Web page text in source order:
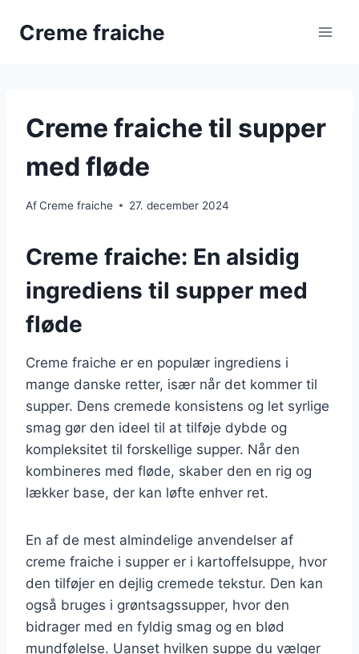
Creme fraiche
Creme fraiche til supper
med fløde
AfCreme fraiche 27. december 2024
Creme fraiche: En alsidig
ingrediens til supper med
fløde
Creme fraiche er en populær ingrediens i
mange danske retter, især når det kommer til
supper. Dens cremede konsistens og let syrlige
smag gør den ideel til at tilføje dybde og
kompleksitet til forskellige supper. Når den
kombineres med fløde, skaber den en rig og
lækker base, der kan løfte enhver ret.
En af de mest almindelige anvendelser af
creme fraiche i supper er i kartoffelsuppe, hvor
den tilføjer en dejlig cremede tekstur. Den kan
også bruges i grøntsagssupper, hvor den
bidrager med en fyldig smag og en blød
mundfølelse. Uanset hvilken suppe du vælger